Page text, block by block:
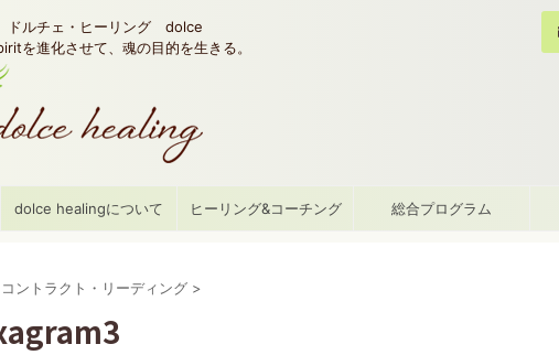
ドルチェ・ヒーリング dolce
を進化させて、魂の目的を生きる。
dolce healingについて ヒーリング&コーチング 総合プログラム
ントラクト・リーディング >